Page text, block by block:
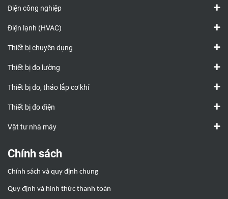
Điện công nghiệp
Điện lạnh (HVAC)
Thiết bị chuyên dụng
Thiết bị đo lường
Thiết bị đo, tháo lắp cơ khí
Thiết bị đo điện
Vật tư nhà máy
Chính sách
Chính sách và quy định chung
Quy định và hình thức thanh toán